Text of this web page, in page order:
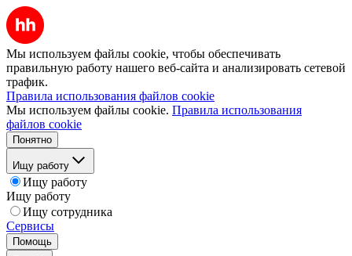
Мы используем файлы cookie, чтобы обеспечивать
правильную работу нашего веб-сайта и анализировать сетевой
трафик.
Правила использования файлов cookie
Мы используем файлы cookie. Правила использования
файлов cookie
Понятно
Ищу работу
Ищу работу
Ищу работу
Ищу сотрудника
Сервисы
Помощь